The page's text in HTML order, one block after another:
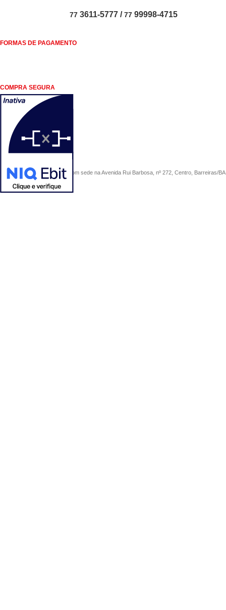
77 3611-5777 /77 99998-4715
FORMAS DE PAGAMENTO
COMPRA SEGURA
COMERCIAL SÃO PAULO, com sede na Avenida Rui Barbosa, nº 272, Centro, Barreiras/